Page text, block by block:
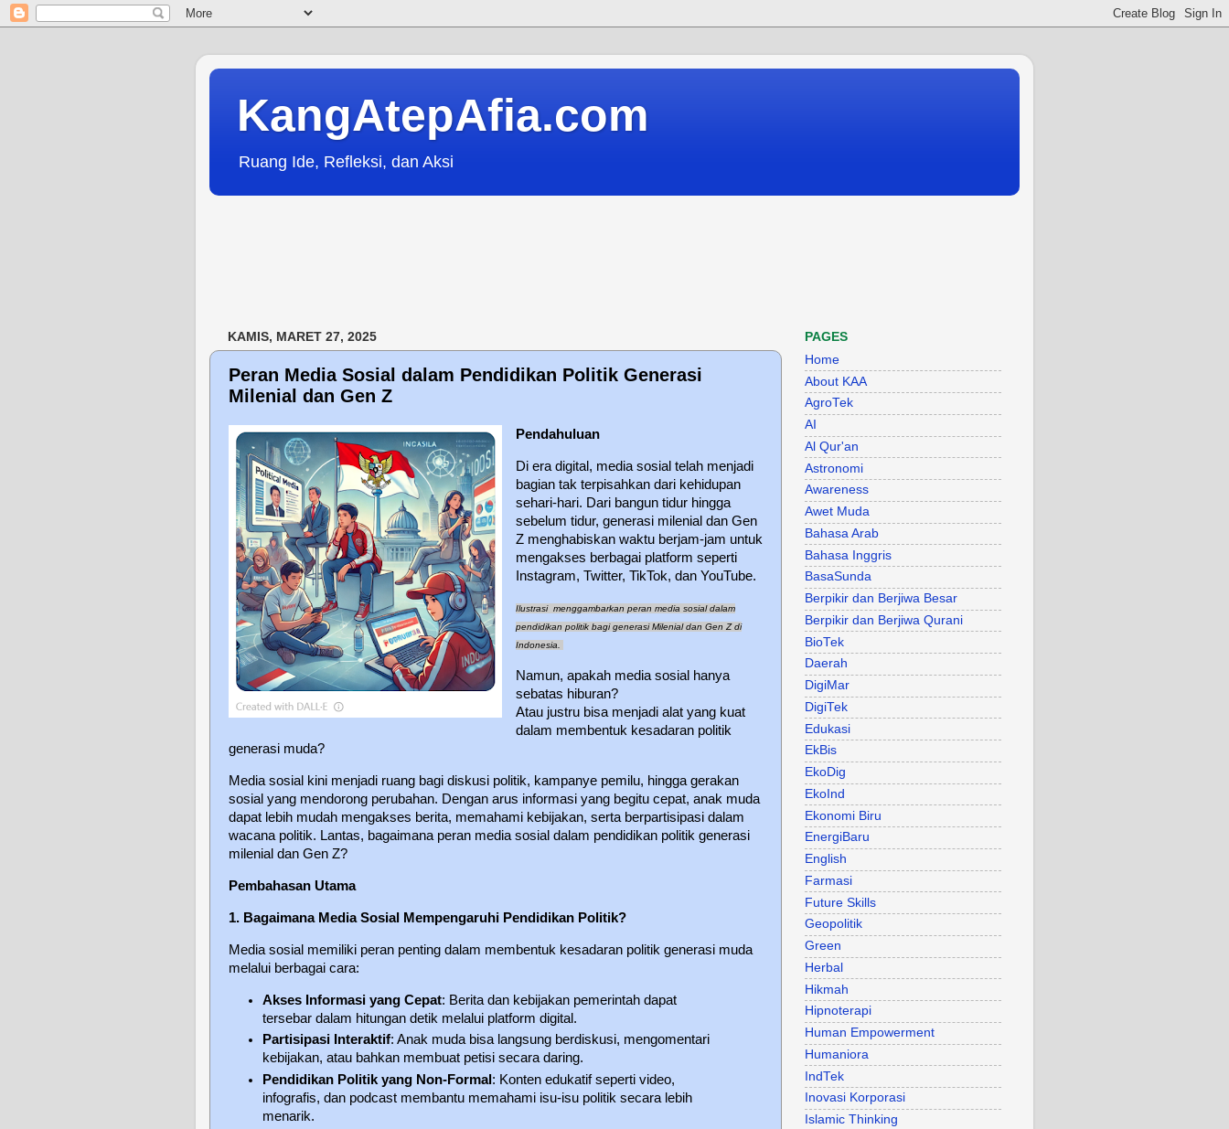
KangAtepAfia.com
Ruang Ide, Refleksi, dan Aksi
KAMIS, MARET 27, 2025
Peran Media Sosial dalam Pendidikan Politik Generasi
Milenial dan Gen Z
Pendahuluan
Di era digital, media sosial telah menjadi
bagian tak terpisahkan dari kehidupan
sehari-hari. Dari bangun tidur hingga
sebelum tidur, generasi milenial dan Gen
Z menghabiskan waktu berjam-jam untuk
mengakses berbagai platform seperti
Instagram, Twitter, TikTok, dan YouTube.
Ilustrasi menggambarkan peran media sosial dalam
pendidikan politik bagi generasi Milenial dan Gen Z di
Indonesia.
Namun, apakah media sosial hanya
sebatas hiburan?
Atau justru bisa menjadi alat yang kuat
dalam membentuk kesadaran politik
generasi muda?
Media sosial kini menjadi ruang bagi diskusi politik, kampanye pemilu, hingga gerakan
sosial yang mendorong perubahan. Dengan arus informasi yang begitu cepat, anak muda
dapat lebih mudah mengakses berita, memahami kebijakan, serta berpartisipasi dalam
wacana politik. Lantas, bagaimana peran media sosial dalam pendidikan politik generasi
milenial dan Gen Z?
Pembahasan Utama
1. Bagaimana Media Sosial Mempengaruhi Pendidikan Politik?
Media sosial memiliki peran penting dalam membentuk kesadaran politik generasi muda
melalui berbagai cara:
Akses Informasi yang Cepat: Berita dan kebijakan pemerintah dapat
tersebar dalam hitungan detik melalui platform digital.
Partisipasi Interaktif: Anak muda bisa langsung berdiskusi, mengomentari
kebijakan, atau bahkan membuat petisi secara daring.
Pendidikan Politik yang Non-Formal : Konten edukatif seperti video,
infografis, dan podcast membantu memahami isu-isu politik secara lebih
menarik.
PAGES
Home
About KAA
AgroTek
AI
Al Qur'an
Astronomi
Awareness
Awet Muda
Bahasa Arab
Bahasa Inggris
BasaSunda
Berpikir dan Berjiwa Besar
Berpikir dan Berjiwa Qurani
BioTek
Daerah
DigiMar
DigiTek
Edukasi
EkBis
EkoDig
EkoInd
Ekonomi Biru
EnergiBaru
English
Farmasi
Future Skills
Geopolitik
Green
Herbal
Hikmah
Hipnoterapi
Human Empowerment
Humaniora
IndTek
Inovasi Korporasi
Islamic Thinking